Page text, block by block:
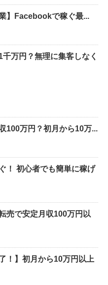
】Facebookで稼ぐ最...
万円？無理に集客しなく
100万円？初月から10万...
！ 初心者でも簡単に稼げ
売で安定月収100万円以
！】初月から10万円以上